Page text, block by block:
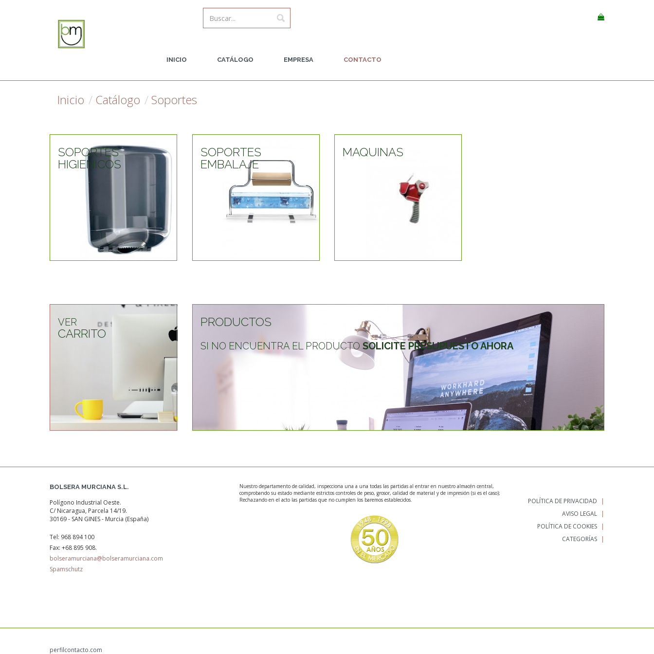
INICIO CATÁLOGO EMPRESA CONTACTO
Inicio Catálogo Soportes
SOPORTES
HIGIENICOS
SOPORTES
EMBALAJE
MAQUINAS
VER
CARRITO
PRODUCTOS
SI NO ENCUENTRA EL PRODUCTO SOLICITE PRESUPUESTO AHORA
BOLSERA MURCIANA S.L.
Polígono Industrial Oeste.
C/ Nicaragua, Parcela 14/19.
30169 - SAN GINES - Murcia (España)
Tel: 968 894 100
Fax: +68 895 908.
bolseramurciana@bolseramurciana.com
Spamschutz
Nuestro departamento de calidad, inspecciona una a una todas las partidas al entrar en nuestro almacén central,
comprobando su estado mediante estrictos controles de peso, grosor, calidad de material y de impresión (si es el caso);
Rechazando en el acto las partidas que no cumplen los baremos establecidos.
POLÍTICA DE PRIVACIDAD
AVISO LEGAL
POLÍTICA DE COOKIES
CATEGORÍAS
perfilcontacto.com